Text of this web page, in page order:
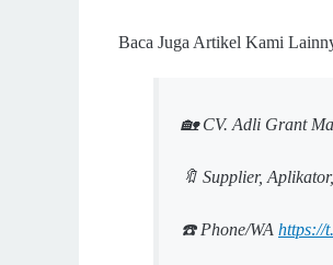
Baca Juga Artikel Kami
🏡 CV. Adli Grant
🔖 Supplier,
☎️ Phone/WA https://